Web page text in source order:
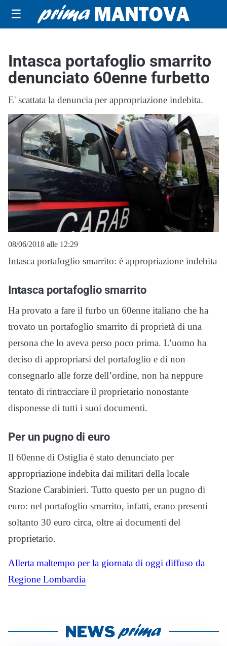
☰
Intasca portafoglio smarrito
denunciato 60enne furbetto
E' scattata la denuncia per appropriazione indebita.
08/06/2018 alle 12:29
Intasca portafoglio smarrito: è appropriazione indebita
Intasca portafoglio smarrito
Ha provato a fare il furbo un 60enne italiano che ha
trovato un portafoglio smarrito di proprietà di una
persona che lo aveva perso poco prima. L’uomo ha
deciso di appropriarsi del portafoglio e di non
consegnarlo alle forze dell’ordine, non ha neppure
tentato di rintracciare il proprietario nonostante
disponesse di tutti i suoi documenti.
Per un pugno di euro
Il 60enne di Ostiglia è stato denunciato per
appropriazione indebita dai militari della locale
Stazione Carabinieri. Tutto questo per un pugno di
euro: nel portafoglio smarrito, infatti, erano presenti
soltanto 30 euro circa, oltre ai documenti del
proprietario.
Allerta maltempo per la giornata di oggi diffuso da
Regione Lombardia